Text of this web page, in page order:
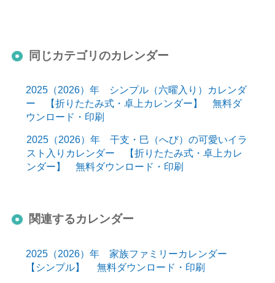
同じカテゴリのカレンダー
2025（2026）年 シンプル（六曜入り）カレンダ
ー 【折りたたみ式・卓上カレンダー】 無料ダ
ウンロード・印刷
2025（2026）年 干支・巳（へび）の可愛いイラ
スト入りカレンダー 【折りたたみ式・卓上カレ
ンダー】 無料ダウンロード・印刷
関連するカレンダー
2025（2026）年 家族ファミリーカレンダー
【シンプル】 無料ダウンロード・印刷